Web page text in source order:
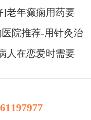
]老年癫痫用药要
院推荐-用针灸治
人在恋爱时需要